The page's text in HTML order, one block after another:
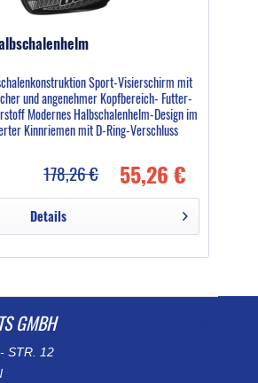
Sport-Visierschirm mit
und angenehmer Kopfbereich- Futter-
Modernes Halbschalenhelm-Design im
Kinnriemen mit D-Ring-Verschluss
55,26 €
178,26 €
Details
GMBH
STR. 12